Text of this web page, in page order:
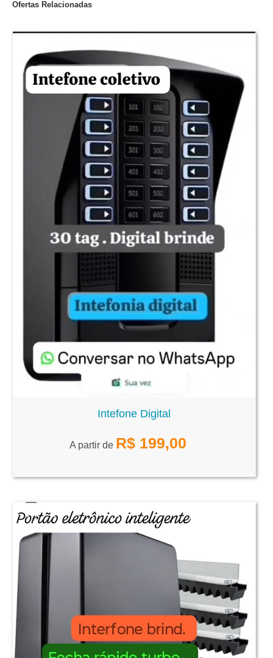
Ofertas Relacionadas
Intefone Digital
A partir de R$ 199,00